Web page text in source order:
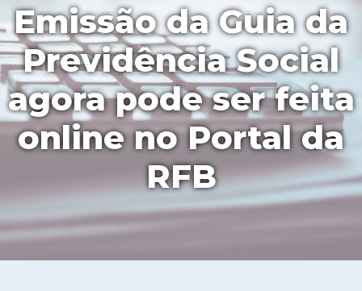
Emissão da Guia da
Previdência Social
agora pode ser feita
online no Portal da
RFB